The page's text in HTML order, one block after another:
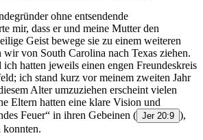
ohne entsendende
mir, dass er und meine Mutter den
Geist bewege sie zu einem weiteren
von South Carolina nach Texas ziehen.
hatten jeweils einen engen Freundeskreis
ich stand kurz vor meinem zweiten Jahr
Alter umzuziehen erscheint vielen
Eltern hatten eine klare Vision und
Feuer“ in ihren Gebeinen ( Jer 20:9 ),
konnten.